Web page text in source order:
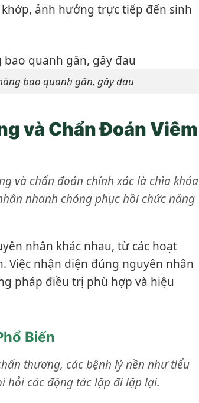
ảnh hưởng trực tiếp đến sinh
bao quanh gân, gây đau
và Chẩn Đoán Viêm
và chẩn đoán chính xác là chìa khóa
nhanh chóng phục hồi chức năng
nhân khác nhau, từ các hoạt
Việc nhận diện đúng nguyên nhân
pháp điều trị phù hợp và hiệu
Biến
thương, các bệnh lý nền như tiểu
hỏi các động tác lặp đi lặp lại.